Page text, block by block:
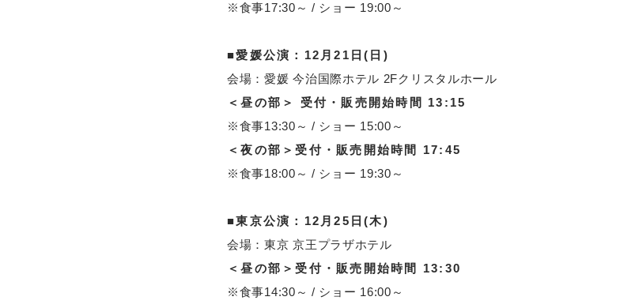
※食事17:30～ / ショー 19:00～
■愛媛公演：12月21日(日)
会場：愛媛 今治国際ホテル 2Fクリスタルホール
＜昼の部＞ 受付・販売開始時間 13:15
※食事13:30～ / ショー 15:00～
＜夜の部＞受付・販売開始時間 17:45
※食事18:00～ / ショー 19:30～
■東京公演：12月25日(木)
会場：東京 京王プラザホテル
＜昼の部＞受付・販売開始時間 13:30
※食事14:30～ / ショー 16:00～